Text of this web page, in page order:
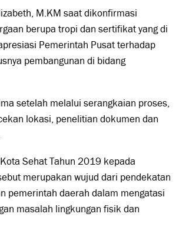
M.KM saat dikonfirmasi
berupa tropi dan sertifikat yang di
Pemerintah Pusat terhadap
pembangunan di bidang
setelah melalui serangkaian proses,
lokasi, penelitian dokumen dan
Sehat Tahun 2019 kepada
merupakan wujud dari pendekatan
pemerintah daerah dalam mengatasi
masalah lingkungan fisik dan